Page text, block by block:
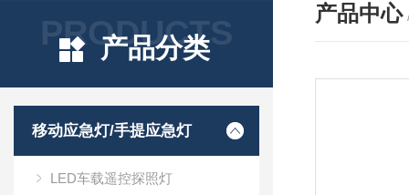
PRODUCTS
产品分类
移动应急灯/手提应急灯
LED车载遥控探照灯
产品中心